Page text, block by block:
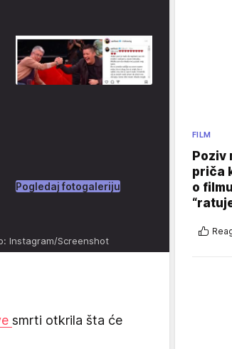
Pogledaj fotogaleriju
Instagram/Screenshot
smrti otkrila šta će
FILM
Poziv
priča
o